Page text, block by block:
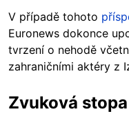
V případě tohoto
Euronews dokonce
tvrzení o nehodě
zahraničními aktéry z
Zvuková